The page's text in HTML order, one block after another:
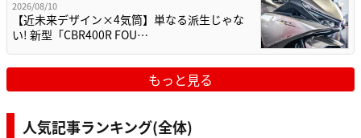
2026/08/10
【近未来デザイン×4気筒】単なる派生じゃな
い! 新型「CBR400R FOU…
もっと見る
人気記事ランキング(全体)